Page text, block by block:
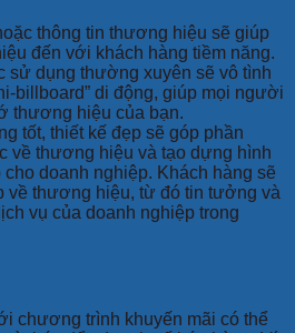
thông tin thương hiệu sẽ giúp
đến với khách hàng tiềm năng.
sử dụng thường xuyên sẽ vô tình
billboard” di động, giúp mọi người
thương hiệu của bạn.
tốt, thiết kế đẹp sẽ góp phần
về thương hiệu và tạo dựng hình
doanh nghiệp. Khách hàng sẽ
về thương hiệu, từ đó tin tưởng và
vụ của doanh nghiệp trong
chương trình khuyến mãi có thể